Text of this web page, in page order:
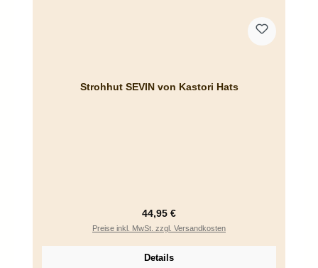
Strohhut SEVIN von Kastori Hats
Regulärer Preis:
44,95 €
Preise inkl. MwSt. zzgl. Versandkosten
Details